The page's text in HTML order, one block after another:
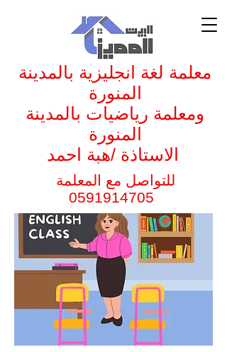
معلمة لغة انجليزية بالمدينة
المنورة
ومعلمة رياضيات بالمدينة
المنورة
للتواصل مع المعلمة